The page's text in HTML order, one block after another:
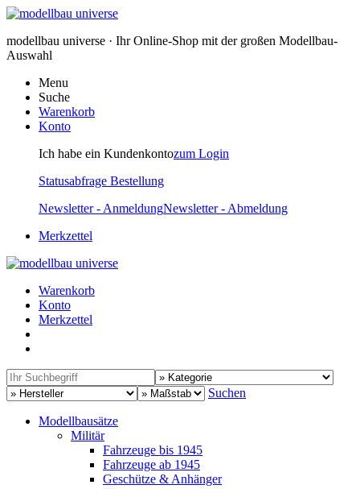
modellbau universe · Ihr Online-Shop mit der großen Modellbau-
Auswahl
Menu
Suche
Warenkorb
Konto
Ich habe ein Kundenkontozum Login
Statusabfrage Bestellung
Newsletter - AnmeldungNewsletter - Abmeldung
Merkzettel
Warenkorb
Konto
Merkzettel
Suchen
Modellbausätze
Militär
Fahrzeuge bis 1945
Fahrzeuge ab 1945
Geschütze & Anhänger